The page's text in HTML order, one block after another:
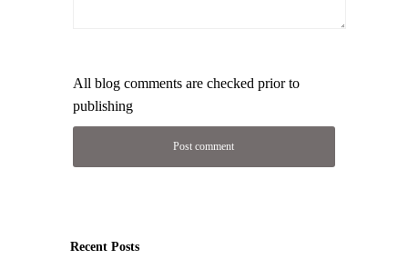
All blog comments are checked prior to
publishing
Recent Posts